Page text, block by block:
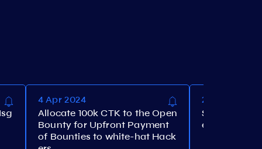
4 Apr 2024
Allocate 100k CTK to the Open
Bounty for Upfront Payment
of Bounties to white-hat Hack
28 Mar 2024
Set the
e to 10%